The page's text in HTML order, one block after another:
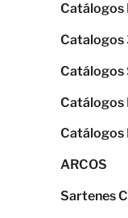
Catálogos
Catalogos
Catálogos
Catálogos
Catálogos
ARCOS
Sartenes